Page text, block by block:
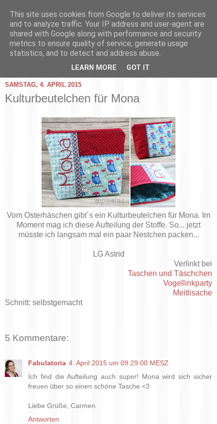
SAMSTAG, 4. APRIL 2015
Kulturbeutelchen für Mona
Vom Osterhäschen gibt´s ein Kulturbeutelchen für Mona. Im
Moment mag ich diese Aufteilung der Stoffe. So... jetzt
müsste ich langsam mal ein paar Nestchen packen...
LG Astrid
Verlinkt bei
Taschen und Täschchen
Vogellinkparty
Meitlisache
Schnitt: selbstgemacht
5 Kommentare:
Fabulatoria 4. April 2015 um 09:29:00 MESZ
Ich find die Aufteilung auch super! Mona wird sich sicher
freuen über so einen schöne Tasche <3
Liebe Grüße, Carmen
Antworten
This site uses cookies from Google to deliver its services
and to analyze traffic. Your IP address and user-agent are
shared with Google along with performance and security
metrics to ensure quality of service, generate usage
statistics, and to detect and address abuse.
LEARN MORE GOT IT